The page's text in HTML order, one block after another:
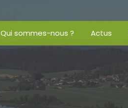
Qui sommes-nous ? Actus